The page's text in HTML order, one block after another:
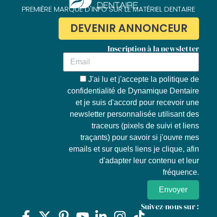
PREMIÈRE MARQUE D'INFO SUR LE MATÉRIEL DENTAIRE
DEVENIR ANNONCEUR
Inscription à la newsletter
J'ai lu et j'accepte la politique de
confidentialité de Dynamique Dentaire
et je suis d'accord pour recevoir une
newsletter personnalisée utilisant des
traceurs (pixels de suivi et liens
traçants) pour savoir si j'ouvre mes
emails et sur quels liens je clique, afin
d'adapter leur contenu et leur
fréquence.
Envoyer
Suivez-nous sur :